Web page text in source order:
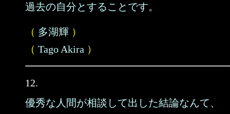
過去の自分とすることです。
（ 多湖輝 ）
（ Tago Akira ）
12.
優秀な人間が相談して出した結論なんて、